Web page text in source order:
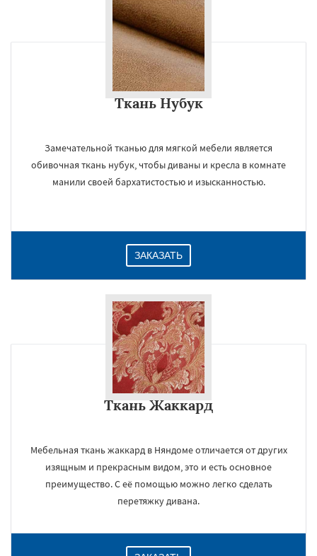
Ткань Нубук
Замечательной тканью для мягкой мебели является
обивочная ткань нубук, чтобы диваны и кресла в комнате
манили своей бархатистостью и изысканностью.
ЗАКАЗАТЬ
Ткань Жаккард
Мебельная ткань жаккард в Няндоме отличается от других
изящным и прекрасным видом, это и есть основное
преимущество. С её помощью можно легко сделать
перетяжку дивана.